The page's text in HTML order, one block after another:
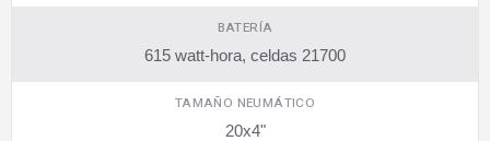
BATERÍA
615 watt-hora, celdas 21700
TAMAÑO NEUMÁTICO
20x4"